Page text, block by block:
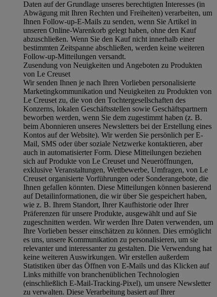
Daten auf der Grundlage unseres berechtigten Interesses (in
Abwägung mit Ihren Rechten und Freiheiten) verarbeiten, um
Ihnen Follow-up-E-Mails zu senden, wenn Sie Artikel in
unseren Online-Warenkorb gelegt haben, ohne den Kauf
abzuschließen. Wenn Sie den Kauf nicht innerhalb einer
bestimmten Zeitspanne abschließen, werden keine weiteren
Follow-up-Mitteilungen versandt.
Zusendung von Neuigkeiten und Angeboten zu Produkten
von Le Creuset
Wir senden Ihnen je nach Ihren Vorlieben personalisierte
Marketingkommunikation und Neuigkeiten zu Produkten von
Le Creuset zu, die von den Tochtergesellschaften des
Konzerns, lokalen Geschäftsstellen sowie Geschäftspartnern
beworben werden, wenn Sie dem zugestimmt haben (z. B.
beim Abonnieren unseres Newsletters bei der Erstellung eines
Kontos auf der Website). Wir werden Sie persönlich per E-
Mail, SMS oder über soziale Netzwerke kontaktieren, aber
auch in automatisierter Form. Diese Mitteilungen beziehen
sich auf Produkte von Le Creuset und Neueröffnungen,
exklusive Veranstaltungen, Wettbewerbe, Umfragen, von Le
Creuset organisierte Vorführungen oder Sonderangebote, die
Ihnen gefallen könnten. Diese Mitteilungen können basierend
auf Detailinformationen, die wir über Sie gespeichert haben,
wie z. B. Ihrem Standort, Ihrer Kaufhistorie oder Ihrer
Präferenzen für unsere Produkte, ausgewählt und auf Sie
zugeschnitten werden. Wir werden Ihre Daten verwenden, um
Ihre Vorlieben besser einschätzen zu können. Dies ermöglicht
es uns, unsere Kommunikation zu personalisieren, um sie
relevanter und interessanter zu gestalten. Die Verwendung hat
keine weiteren Auswirkungen. Wir erstellen außerdem
Statistiken über das Öffnen von E-Mails und das Klicken auf
Links mithilfe von branchenüblichen Technologien
(einschließlich E-Mail-Tracking-Pixel), um unsere Newsletter
zu verwalten. Diese Verarbeitung basiert auf Ihrer